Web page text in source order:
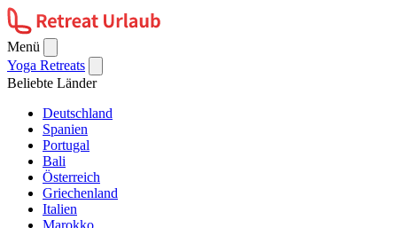
Menü
Yoga Retreats
Beliebte Länder
Deutschland
Spanien
Portugal
Bali
Österreich
Griechenland
Italien
Marokko